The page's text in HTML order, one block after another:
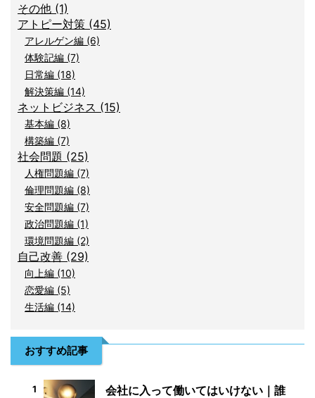
その他 (1)
アトピー対策 (45)
アレルゲン編 (6)
体験記編 (7)
日常編 (18)
解決策編 (14)
ネットビジネス (15)
基本編 (8)
構築編 (7)
社会問題 (25)
人権問題編 (7)
倫理問題編 (8)
安全問題編 (7)
政治問題編 (1)
環境問題編 (2)
自己改善 (29)
向上編 (10)
恋愛編 (5)
生活編 (14)
おすすめ記事
1
会社に入って働いてはいけない｜誰